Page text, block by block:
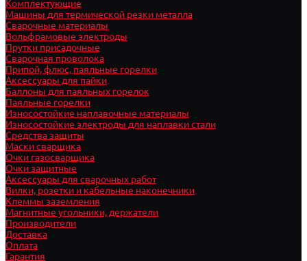
Комплектующие
Машины для термической резки металла
Сварочные материалы
Вольфрамовые электроды
Прутки присадочные
Сварочная проволока
Припой, флюс, паяльные горелки
Аксессуары для пайки
Баллоны для паяльных горелок
Паяльные горелки
Износостойкие наплавочные материалы
Износостойкие электроды для наплавки стали
Средства защиты
Маски сварщика
Очки газосварщика
Очки защитные
Аксессуары для сварочных работ
Вилки, розетки и кабельные наконечники
Клеммы заземления
Магнитные угольники, держатели
Производители
Доставка
Оплата
Гарантия